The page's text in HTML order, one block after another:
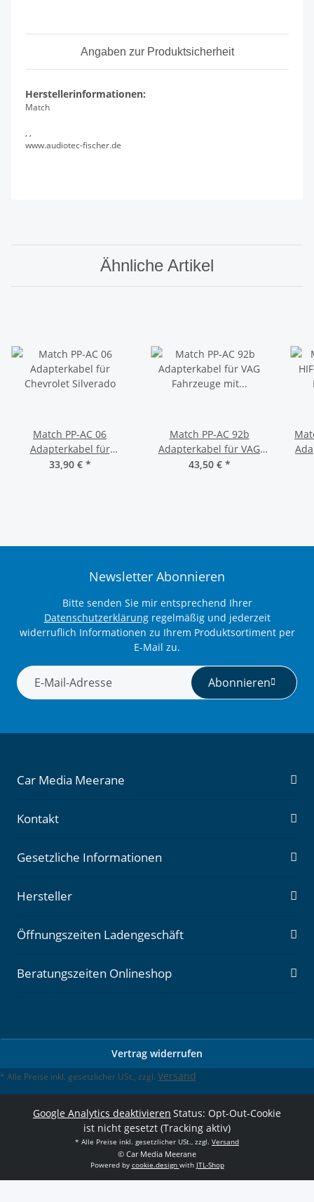
Angaben zur Produktsicherheit
Herstellerinformationen:
Match
, ,
www.audiotec-fischer.de
Ähnliche Artikel
Match PP-AC 06
Adapterkabel für
Chevrolet Silverado
33,90 € *
Match PP-AC 92b
Adapterkabel für VAG
Fahrzeuge mit Quadlock
43,50 € *
Newsletter Abonnieren
Bitte senden Sie mir entsprechend Ihrer
Datenschutzerklärungregelmäßig und jederzeit
widerruflich Informationen zu Ihrem Produktsortiment per
E-Mail zu.
Abonnieren
Car Media Meerane
Kontakt
Gesetzliche Informationen
Hersteller
Öffnungszeiten Ladengeschäft
Beratungszeiten Onlineshop
Vertrag widerrufen
* Alle Preise inkl. gesetzlicher USt., zzgl. Versand
Google Analytics deaktivieren Status: Opt-Out-Cookie
ist nicht gesetzt (Tracking aktiv)
* Alle Preise inkl. gesetzlicher USt., zzgl. Versand
© Car Media Meerane
Powered by cookie.design with JTL-Shop